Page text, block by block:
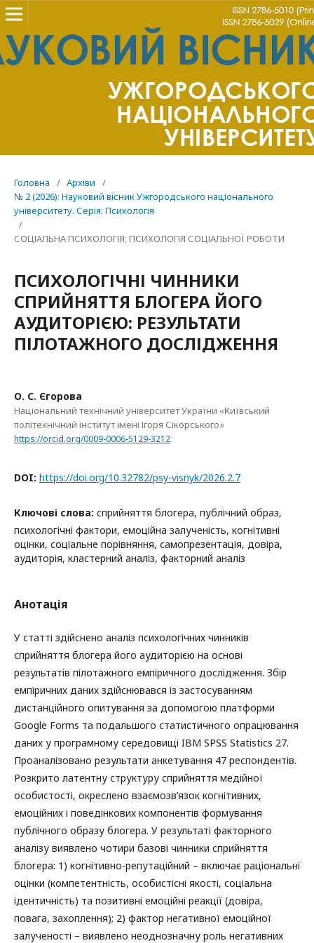
Головна / Архіви
/
№ 2 (2026): Науковий вісник Ужгородського національного
університету. Серія: Психологія
/
СОЦІАЛЬНА ПСИХОЛОГІЯ; ПСИХОЛОГІЯ СОЦІАЛЬНОЇ РОБОТИ
ПСИХОЛОГІЧНІ ЧИННИКИ
СПРИЙНЯТТЯ БЛОГЕРА ЙОГО
АУДИТОРІЄЮ: РЕЗУЛЬТАТИ
ПІЛОТАЖНОГО ДОСЛІДЖЕННЯ
О. С. Єгорова
Національний технічний університет України «Київський
політехнічний інститут імені Ігоря Сікорського»
https://orcid.org/0009-0006-5129-3212
DOI: https://doi.org/10.32782/psy-visnyk/2026.2.7
Ключові слова: сприйняття блогера, публічний образ,
психологічні фактори, емоційна залученість, когнітивні
оцінки, соціальне порівняння, самопрезентація, довіра,
аудиторія, кластерний аналіз, факторний аналіз
Анотація
У статті здійснено аналіз психологічних чинників
сприйняття блогера його аудиторією на основі
результатів пілотажного емпіричного дослідження. Збір
емпіричних даних здійснювався із застосуванням
дистанційного опитування за допомогою платформи
Google Forms та подальшого статистичного опрацювання
даних у програмному середовищі IBM SPSS Statistics 27.
Проаналізовано результати анкетування 47 респондентів.
Розкрито латентну структуру сприйняття медійної
особистості, окреслено взаємозв’язок когнітивних,
емоційних і поведінкових компонентів формування
публічного образу блогера. У результаті факторного
аналізу виявлено чотири базові чинники сприйняття
блогера: 1) когнітивно-репутаційний – включає раціональні
оцінки (компетентність, особистісні якості, соціальна
ідентичність) та позитивні емоційні реакції (довіра,
повага, захоплення); 2) фактор негативної емоційної
залученості – виявлено неоднозначну роль негативних